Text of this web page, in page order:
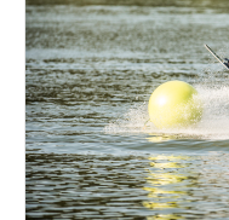
PROGRAM
NOVINKY
GALERIE
WEBKAMERA